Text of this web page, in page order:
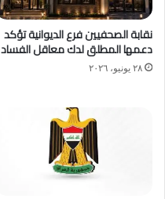
نقابة الصحفيين فرع الديوانية تؤكد
دعمها المطلق لدك معاقل الفساد
٢٨ يونيو، ٢٠٢٦